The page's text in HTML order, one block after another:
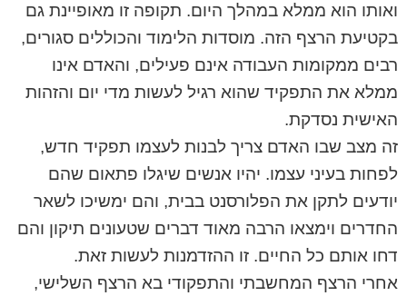
ואותו הוא ממלא במהלך היום. תקופה זו מאופיינת גם
בקטיעת הרצף הזה. מוסדות הלימוד והכוללים סגורים,
רבים ממקומות העבודה אינם פעילים, והאדם אינו
ממלא את התפקיד שהוא רגיל לעשות מדי יום והזהות
האישית נסדקת.
זה מצב שבו האדם צריך לבנות לעצמו תפקיד חדש,
לפחות בעיני עצמו. יהיו אנשים שיגלו פתאום שהם
יודעים לתקן את הפלורסנט בבית, והם ימשיכו לשאר
החדרים וימצאו הרבה מאוד דברים שטעונים תיקון והם
דחו אותם כל החיים. זו ההזדמנות לעשות זאת.
אחרי הרצף המחשבתי והתפקודי בא הרצף השלישי,